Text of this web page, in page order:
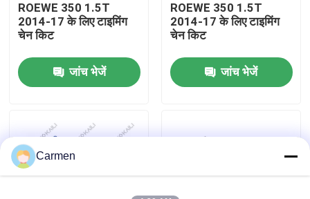
गुणवत्ता नियंत्रण
हमसे संपर्क करें
बोली मांगें
ROEWE 350 1.5T
2014-17 के लिए टाइमिंग
चेन किट
जांच भेजें
ROEWE 350 1.5T
2014-17 के लिए टाइमिंग
चेन किट
जांच भेजें
Carmen